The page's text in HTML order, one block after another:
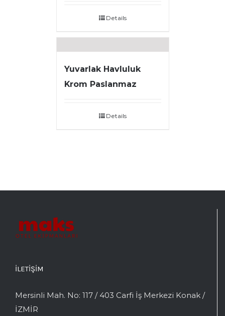
Details
Yuvarlak Havluluk
Krom Paslanmaz
Details
İLETIŞIM
Mersinli Mah. No: 117 / 403 Carfi İş Merkezi Konak /
İZMİR